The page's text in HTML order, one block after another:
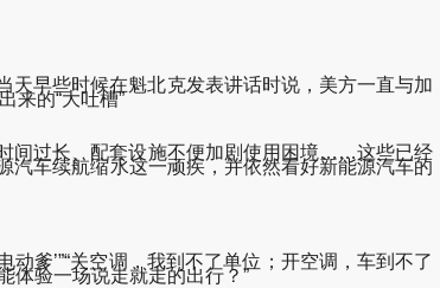
早些时候在魁北克发表讲话时说，美方一直与加
来的“大吐槽”
间过长、配套设施不便加剧使用困境……这些已经
汽车续航缩水这一顽疾，并依然看好新能源汽车的
爹’”“关空调，我到不了单位；开空调，车到不了
体验一场说走就走的出行？”